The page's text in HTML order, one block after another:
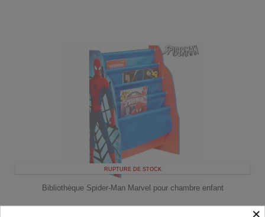
RUPTURE DE STOCK
Bibliothèque Spider-Man Marvel pour chambre enfant
36,90€ ×